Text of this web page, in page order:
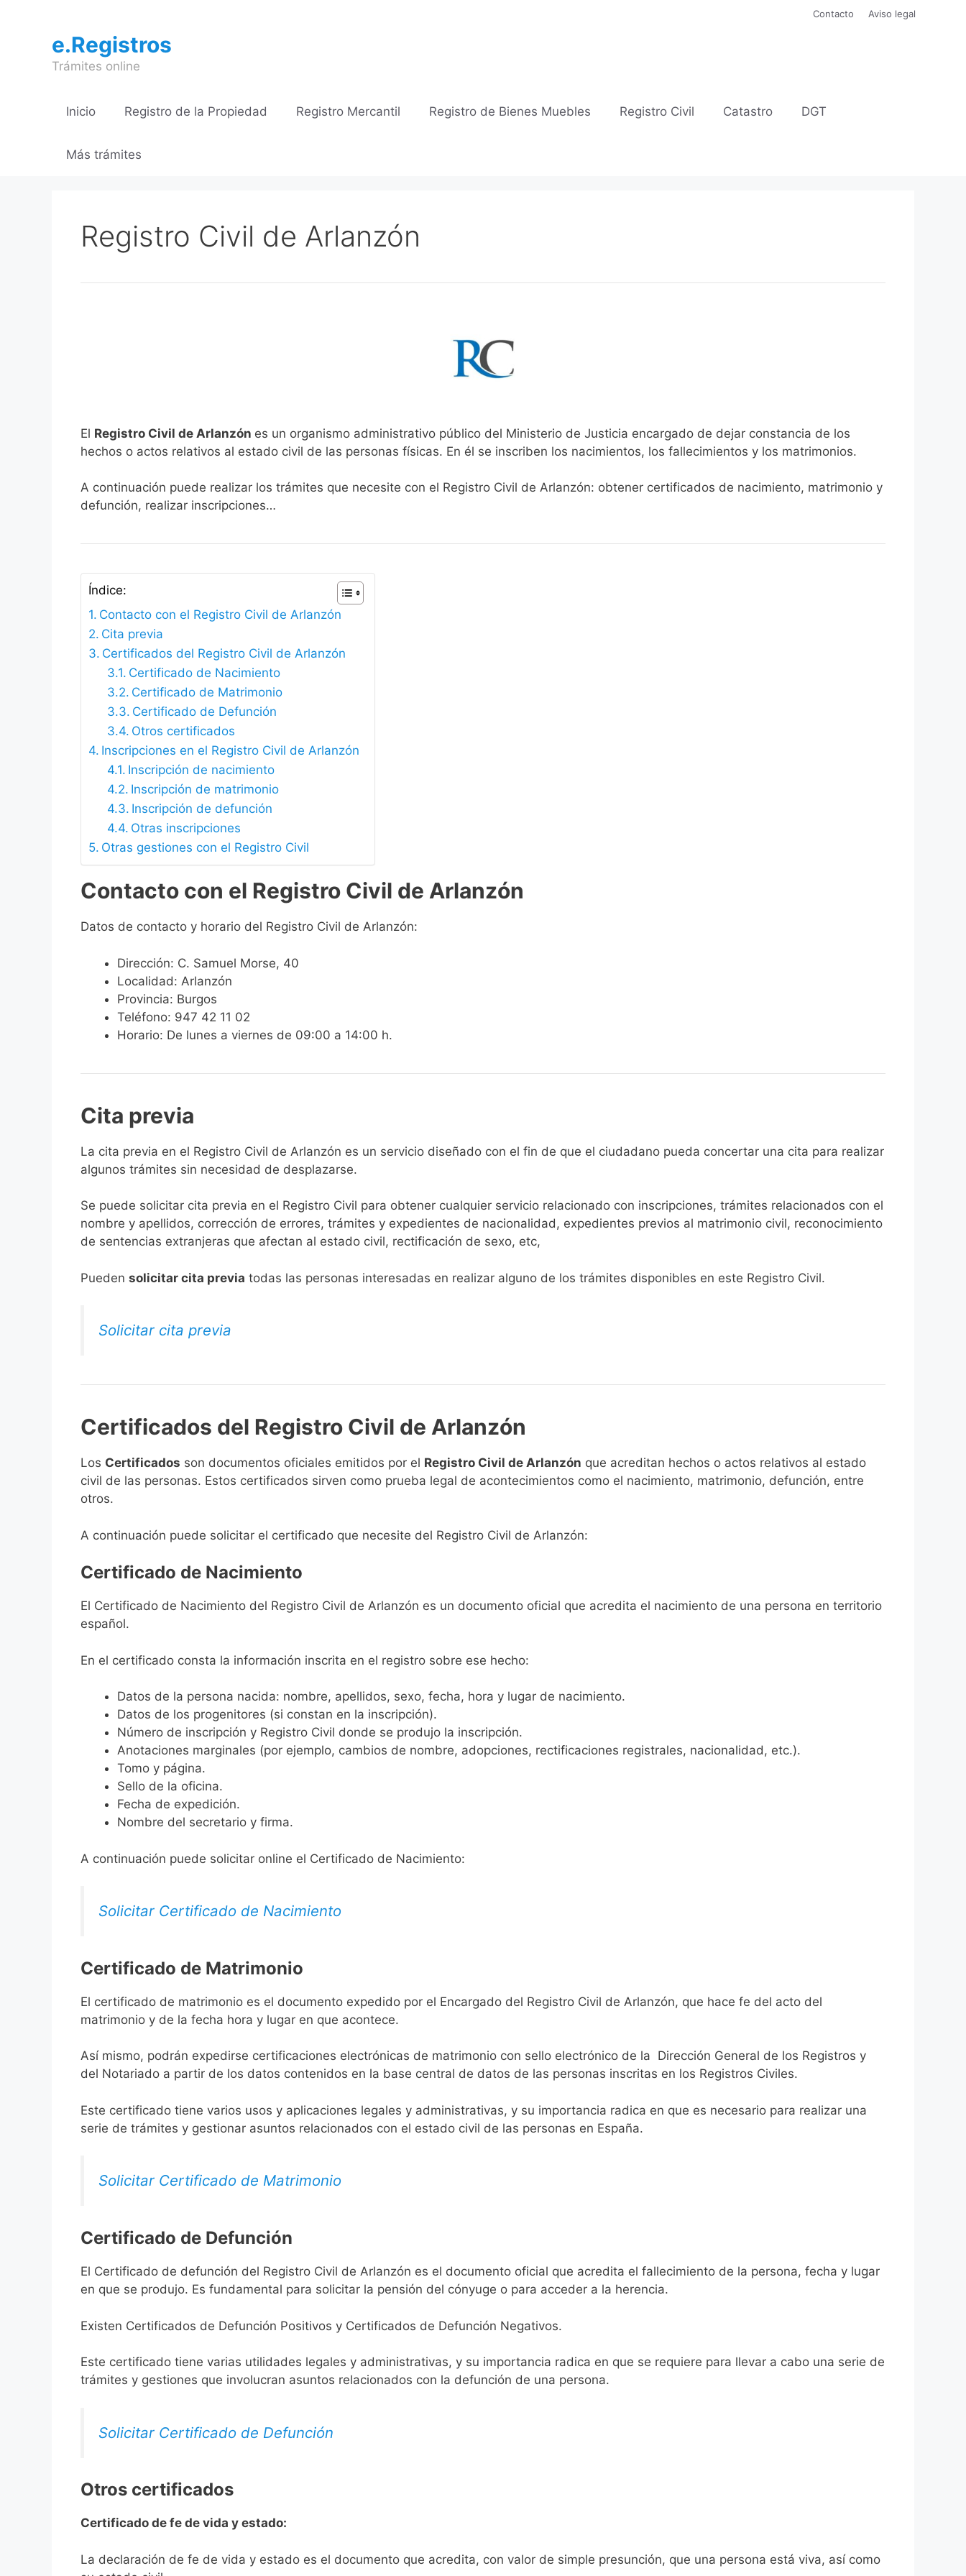
contenido
Contacto Aviso legal
e.Registros
Trámites online
Inicio Registro de la Propiedad Registro Mercantil Registro de Bienes Muebles Registro Civil Catastro DGT
Más trámites
Registro Civil de Arlanzón
El Registro Civil de Arlanzón es un organismo administrativo público del Ministerio de Justicia encargado de dejar constancia de los
hechos o actos relativos al estado civil de las personas físicas. En él se inscriben los nacimientos, los fallecimientos y los matrimonios.
A continuación puede realizar los trámites que necesite con el Registro Civil de Arlanzón: obtener certificados de nacimiento, matrimonio y
defunción, realizar inscripciones…
Índice:
Contacto con el Registro Civil de Arlanzón
Cita previa
Certificados del Registro Civil de Arlanzón
Certificado de Nacimiento
Certificado de Matrimonio
Certificado de Defunción
Otros certificados
Inscripciones en el Registro Civil de Arlanzón
Inscripción de nacimiento
Inscripción de matrimonio
Inscripción de defunción
Otras inscripciones
Otras gestiones con el Registro Civil
Contacto con el Registro Civil de Arlanzón
Datos de contacto y horario del Registro Civil de Arlanzón:
Dirección: C. Samuel Morse, 40
Localidad: Arlanzón
Provincia: Burgos
Teléfono: 947 42 11 02
Horario: De lunes a viernes de 09:00 a 14:00 h.
Cita previa
​​​​​​​​​​​​​​​​​​​​​​​​​​​​La cita previa en el Registro Civil de Arlanzón es un servicio diseñado con el fin de que el ciudadano pueda concertar una cita para realizar
algunos trámites sin necesidad de desplazarse.​
Se puede solicitar cita previa en el Registro Civil para obtener cualquier servicio relacionado con inscripciones, trámites relacionados con el
nombre y apellidos, corrección de errores, trámites y expedientes de nacionalidad, expedientes previos al matrimonio civil, reconocimiento
de sentencias extranjeras que afectan al estado civil, rectificación de sexo, etc,
​Pueden solicitar cita previa todas las personas interesadas en realizar alguno de los trámites disponibles en este Registro Civil.​
Solicitar cita previa
Certificados del Registro Civil de Arlanzón
Los Certificados son documentos oficiales emitidos por el Registro Civil de Arlanzón que acreditan hechos o actos relativos al estado
civil de las personas. Estos certificados sirven como prueba legal de acontecimientos como el nacimiento, matrimonio, defunción, entre
otros.
A continuación puede solicitar el certificado que necesite del Registro Civil de Arlanzón:
Certificado de Nacimiento
El Certificado de Nacimiento del Registro Civil de Arlanzón es un documento oficial que acredita el nacimiento de una persona en territorio
español.
En el certificado consta la información inscrita en el registro sobre ese hecho:
Datos de la persona nacida: nombre, apellidos, sexo, fecha, hora y lugar de nacimiento.
Datos de los progenitores (si constan en la inscripción).
Número de inscripción y Registro Civil donde se produjo la inscripción.
Anotaciones marginales (por ejemplo, cambios de nombre, adopciones, rectificaciones registrales, nacionalidad, etc.).
Tomo y página.
Sello de la oficina.
Fecha de expedición.
Nombre del secretario y firma.
A continuación puede solicitar online el Certificado de Nacimiento:
Solicitar Certificado de Nacimiento
Certificado de Matrimonio
El certificado de matrimonio es el documento expedido por el Encargado del Registro Civil de Arlanzón, que hace fe del acto del
matrimonio y de la fecha hora y lugar en que acontece.
Así mismo, podrán expedirse certificaciones electrónicas de matrimonio con sello electrónico de la Dirección General de los Registros y
del Notariado a partir de los datos contenidos en la base central de datos de las personas inscritas en los Registros Civiles.
Este certificado tiene varios usos y aplicaciones legales y administrativas, y su importancia radica en que es necesario para realizar una
serie de trámites y gestionar asuntos relacionados con el estado civil de las personas en España.
Solicitar Certificado de Matrimonio
Certificado de Defunción
El Certificado de defunción del Registro Civil de Arlanzón es el documento oficial que acredita el fallecimiento de la persona, fecha y lugar
en que se produjo. Es fundamental para solicitar la pensión del cónyuge o para acceder a la herencia.
Existen Certificados de Defunción Positivos y Certificados de Defunción Negativos.
Este certificado tiene varias utilidades legales y administrativas, y su importancia radica en que se requiere para llevar a cabo una serie de
trámites y gestiones que involucran asuntos relacionados con la defunción de una persona.
Solicitar Certificado de Defunción
Otros certificados
Certificado de fe de vida y estado:
La declaración de fe de vida y estado es el documento que acredita, con valor de simple presunción, que una persona está viva, así como